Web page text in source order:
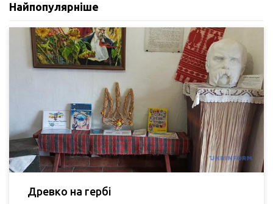
Найпопулярніше
Древко на гербі